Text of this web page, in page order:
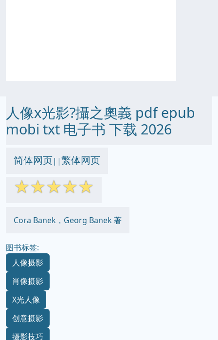
人像x光影?攝之奧義 pdf epub
mobi txt 电子书 下载 2026
简体网页||繁体网页
☆☆☆☆☆
Cora Banek，Georg Banek 著
图书标签:
人像摄影
肖像摄影
X光人像
创意摄影
摄影技巧